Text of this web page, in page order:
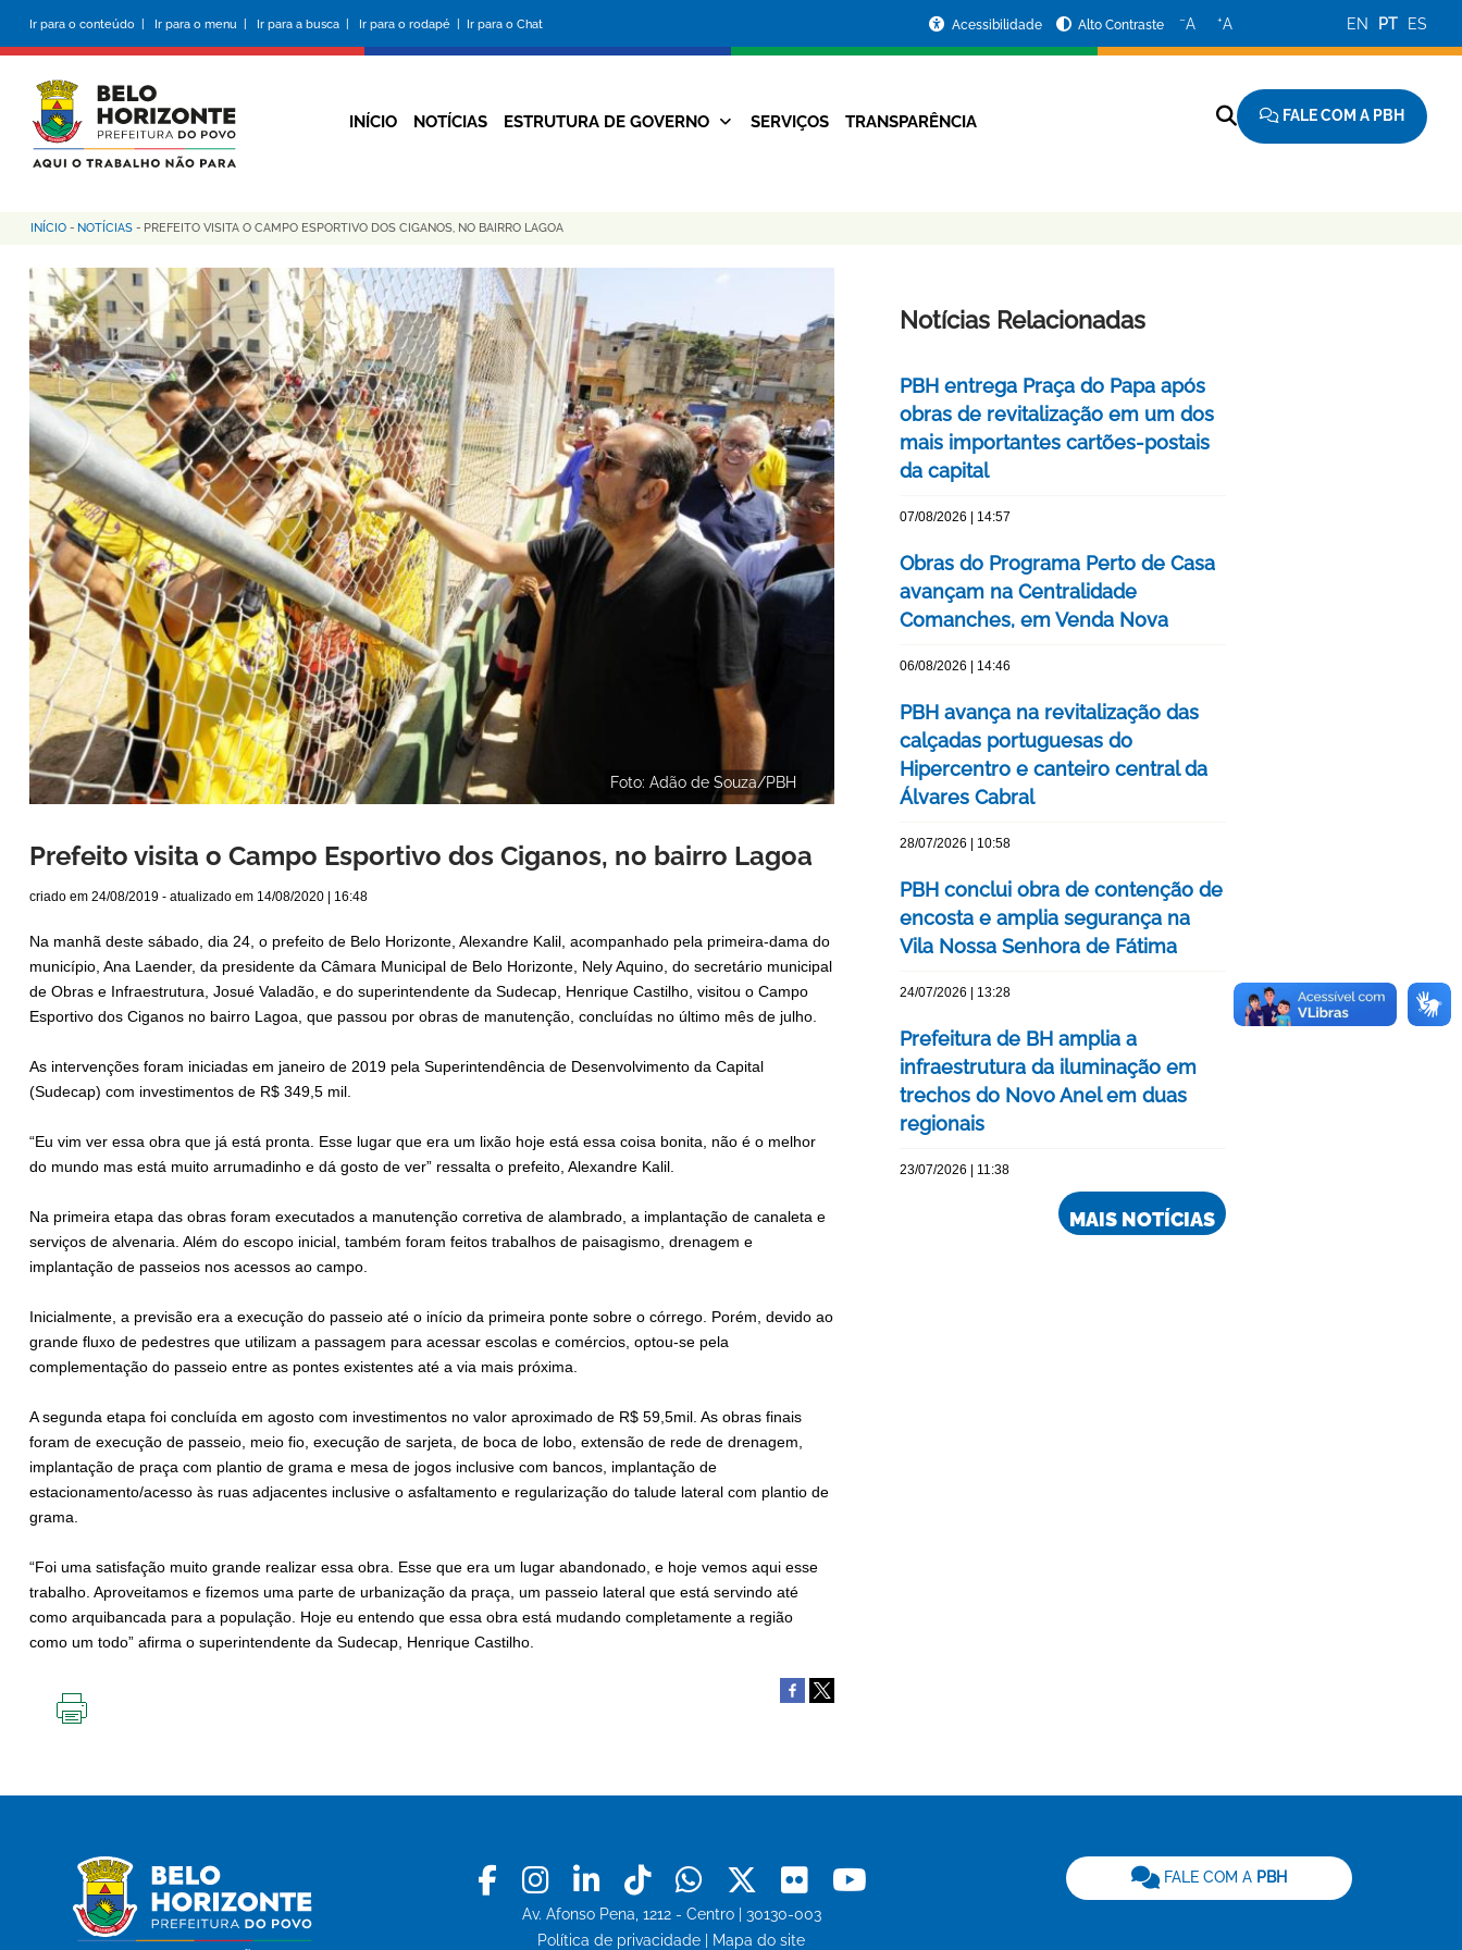
conteúdo
principal
Ir para o conteúdo | Ir para o menu | Ir para a busca | Ir para o rodapé | Ir para o Chat
da
Prefeitura
Acessibilidade Alto Contraste −A +A EN PT ES
Navegação
INÍCIO NOTÍCIAS ESTRUTURA DE GOVERNO SERVIÇOS TRANSPARÊNCIA FALE COM A PBH
Trilha
de
navegação
INÍCIO - NOTÍCIAS - PREFEITO VISITA O CAMPO ESPORTIVO DOS CIGANOS, NO BAIRRO LAGOA
Foto: Adão de Souza/PBH
Prefeito visita o Campo Esportivo dos Ciganos, no bairro Lagoa
criado em 24/08/2019 - atualizado em 14/08/2020 | 16:48
Na manhã deste sábado, dia 24, o prefeito de Belo Horizonte, Alexandre Kalil, acompanhado pela primeira-dama do
município, Ana Laender, da presidente da Câmara Municipal de Belo Horizonte, Nely Aquino, do secretário municipal
de Obras e Infraestrutura, Josué Valadão, e do superintendente da Sudecap, Henrique Castilho, visitou o Campo
Esportivo dos Ciganos no bairro Lagoa, que passou por obras de manutenção, concluídas no último mês de julho.
As intervenções foram iniciadas em janeiro de 2019 pela Superintendência de Desenvolvimento da Capital
(Sudecap) com investimentos de R$ 349,5 mil.
“Eu vim ver essa obra que já está pronta. Esse lugar que era um lixão hoje está essa coisa bonita, não é o melhor
do mundo mas está muito arrumadinho e dá gosto de ver” ressalta o prefeito, Alexandre Kalil.
Na primeira etapa das obras foram executados a manutenção corretiva de alambrado, a implantação de canaleta e
serviços de alvenaria. Além do escopo inicial, também foram feitos trabalhos de paisagismo, drenagem e
implantação de passeios nos acessos ao campo.
Inicialmente, a previsão era a execução do passeio até o início da primeira ponte sobre o córrego. Porém, devido ao
grande fluxo de pedestres que utilizam a passagem para acessar escolas e comércios, optou-se pela
complementação do passeio entre as pontes existentes até a via mais próxima.
A segunda etapa foi concluída em agosto com investimentos no valor aproximado de R$ 59,5mil. As obras finais
foram de execução de passeio, meio fio, execução de sarjeta, de boca de lobo, extensão de rede de drenagem,
implantação de praça com plantio de grama e mesa de jogos inclusive com bancos, implantação de
estacionamento/acesso às ruas adjacentes inclusive o asfaltamento e regularização do talude lateral com plantio de
grama.
“Foi uma satisfação muito grande realizar essa obra. Esse que era um lugar abandonado, e hoje vemos aqui esse
trabalho. Aproveitamos e fizemos uma parte de urbanização da praça, um passeio lateral que está servindo até
como arquibancada para a população. Hoje eu entendo que essa obra está mudando completamente a região
como um todo” afirma o superintendente da Sudecap, Henrique Castilho.
Notícias Relacionadas
PBH entrega Praça do Papa após
obras de revitalização em um dos
mais importantes cartões-postais
da capital
07/08/2026 | 14:57
Obras do Programa Perto de Casa
avançam na Centralidade
Comanches, em Venda Nova
06/08/2026 | 14:46
PBH avança na revitalização das
calçadas portuguesas do
Hipercentro e canteiro central da
Álvares Cabral
28/07/2026 | 10:58
PBH conclui obra de contenção de
encosta e amplia segurança na
Vila Nossa Senhora de Fátima
24/07/2026 | 13:28
Prefeitura de BH amplia a
infraestrutura da iluminação em
trechos do Novo Anel em duas
regionais
23/07/2026 | 11:38
MAIS NOTÍCIAS
Facebook
Instagram
LinkedinTiktokWhatsapp
X Flickr
Av. Afonso Pena, 1212 - Centro | 30130-003
Política de privacidade
Mapa do site
FALE COM A PBH